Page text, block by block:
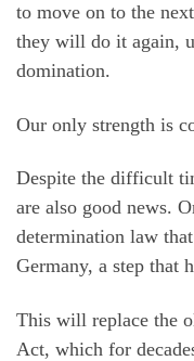
to move on to the
they will do it again,
domination.
Our only strength is
Despite the difficult
are also good news.
determination law
Germany, a step that
This will replace the
Act, which for